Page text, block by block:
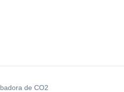
de CO2